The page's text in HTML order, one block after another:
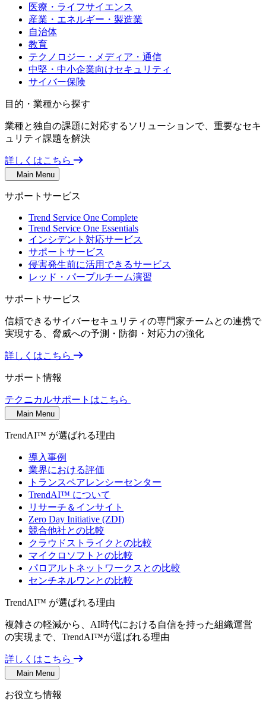
医療・ライフサイエンス
産業・エネルギー・製造業
自治体
教育
テクノロジー・メディア・通信
中堅・中小企業向けセキュリティ
サイバー保険
目的・業種から探す
業種と独自の課題に対応するソリューションで、重要なセキ
ュリティ課題を解決
詳しくはこちら
Main Menu
サポートサービス
Trend Service One Complete
Trend Service One Essentials
インシデント対応サービス
サポートサービス
侵害発生前に活用できるサービス
レッド・パープルチーム演習
サポートサービス
信頼できるサイバーセキュリティの専門家チームとの連携で
実現する、脅威への予測・防御・対応力の強化
詳しくはこちら
サポート情報
テクニカルサポートはこちら
Main Menu
TrendAI™ が選ばれる理由
導入事例
業界における評価
トランスペアレンシーセンター
TrendAI™ について
リサーチ＆インサイト
Zero Day Initiative (ZDI)
競合他社との比較
クラウドストライクとの比較
マイクロソフトとの比較
パロアルトネットワークスとの比較
センチネルワンとの比較
TrendAI™ が選ばれる理由
複雑さの軽減から、AI時代における自信を持った組織運営
の実現まで、TrendAI™が選ばれる理由
詳しくはこちら
Main Menu
お役立ち情報